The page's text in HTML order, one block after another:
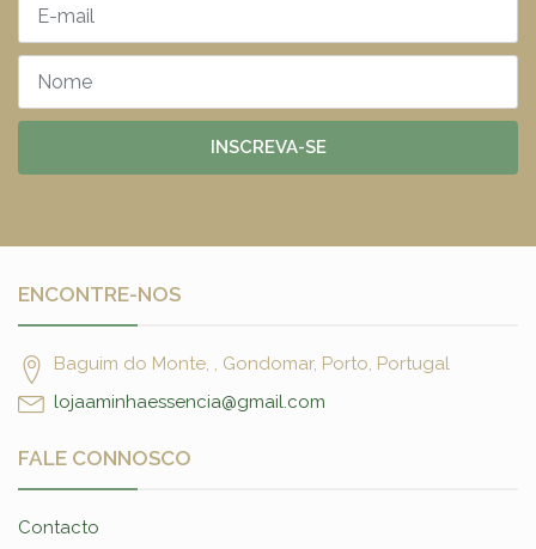
INSCREVA-SE
ENCONTRE-NOS
Baguim do Monte, , Gondomar, Porto, Portugal
lojaaminhaessencia@gmail.com
FALE CONNOSCO
Contacto